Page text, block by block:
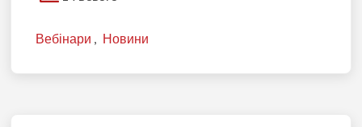
Вебінари Новини